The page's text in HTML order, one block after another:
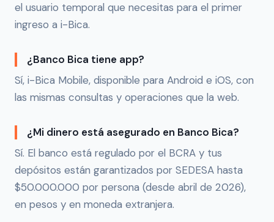
el usuario temporal que necesitas para el primer
ingreso a i-Bica.
¿Banco Bica tiene app?
Sí, i-Bica Mobile, disponible para Android e iOS, con
las mismas consultas y operaciones que la web.
¿Mi dinero está asegurado en Banco Bica?
Sí. El banco está regulado por el BCRA y tus
depósitos están garantizados por SEDESA hasta
$50.000.000 por persona (desde abril de 2026),
en pesos y en moneda extranjera.